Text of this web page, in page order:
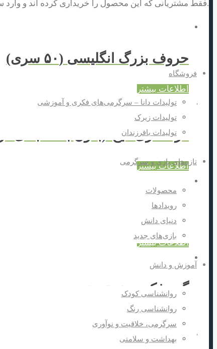
فروشگاه
تولیدات دانا – سرگرمی‌های فکری و آموزشی
تولیدات زیرک
تولیدات بافرزندان
تازه‌های بازی و سرگرمی
محصولات
رویدادها
دنیای دانش
بازی‌های جدید
آموزش و دانش
روانشناسی کودک
روانشناسی رنگ
سرگرمی، خلاقیت و نوآوری
بهداشت و سلامتی
.فقط مشتریانی که این محصول را خریداری کرده اند و وارد
حروف بزرگ انگلیسی (۵۰ سری)
اطلاعات بیشتر
گره فلزی میخs(بدون بسته بندی درجعبه۶۰عددی)
اطلاعات بیشتر
معمای ۵ قطعه دانا-(کارتن مادر۴۸بسته)
اطلاعات بیشتر
گره فکری بند تو بند
30000 افزودن به سبد خرید